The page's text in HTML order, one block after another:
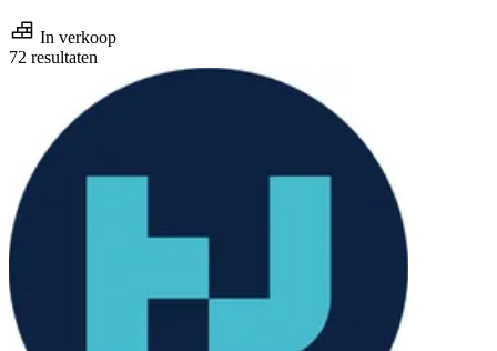
In verkoop
72 resultaten